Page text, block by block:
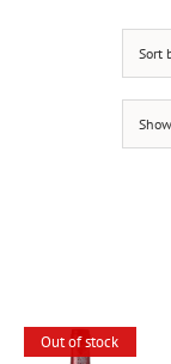
Sort
Show
Out of stock